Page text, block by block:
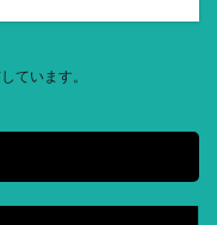
ています。